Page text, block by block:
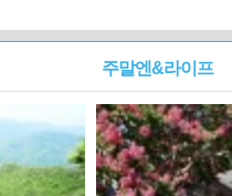
주말엔&라이프